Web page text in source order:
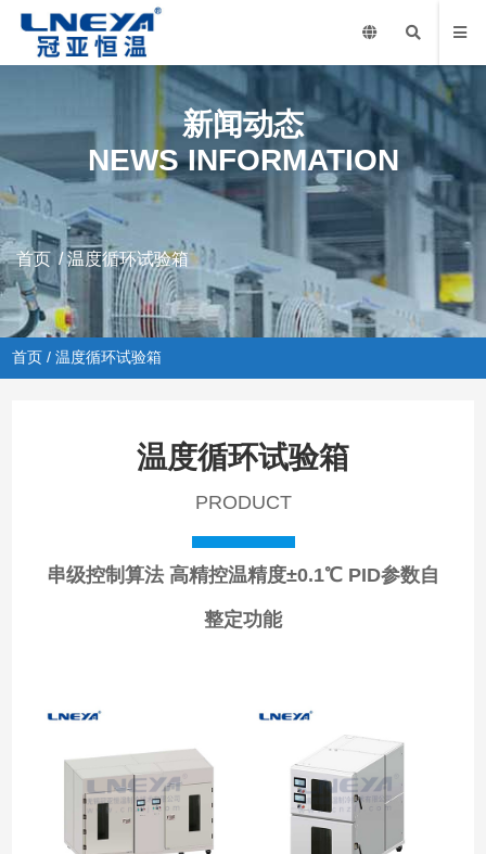
新闻动态
NEWS INFORMATION
首页 /温度循环试验箱
首页 /温度循环试验箱
温度循环试验箱
PRODUCT
串级控制算法 高精控温精度±0.1℃ PID参数自
整定功能